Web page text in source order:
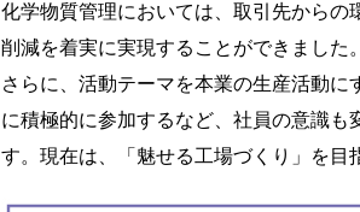
化学物質管理においては、取引先から
削減を着実に実現することができました
さらに、活動テーマを本業の生産活動
に積極的に参加するなど、社員の意識
す。現在は、「魅せる工場づくり」を目